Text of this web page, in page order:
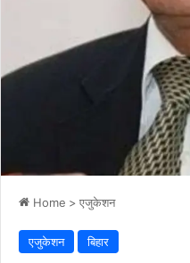
Home > एजुकेशन
एजुकेशन बिहार